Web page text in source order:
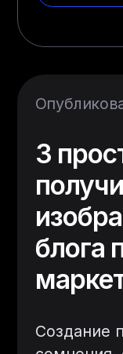
3
блога
Создание